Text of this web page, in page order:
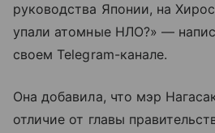
руководства Японии, на
упали атомные НЛО?» —
своем Telegram-канале.
Она добавила, что мэр
отличие от главы